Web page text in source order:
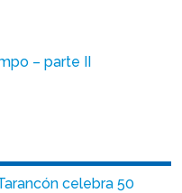
– parte II
celebra 50